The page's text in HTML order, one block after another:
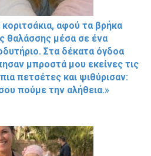
αφού τα βρήκα
θαλάσσης μέσα σε ένα
Στα δέκατα όγδοα
μπροστά μου εκείνες τις
πετσέτες και ψιθύρισαν:
πούμε την αλήθεια.»